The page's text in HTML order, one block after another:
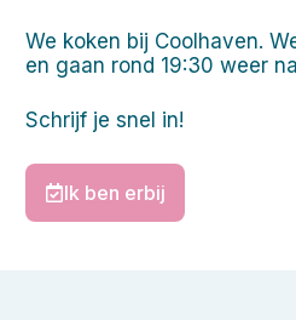
We koken bij Coolhaven.
en gaan rond 19:30 weer
Schrijf je snel in!
Ik ben erbij